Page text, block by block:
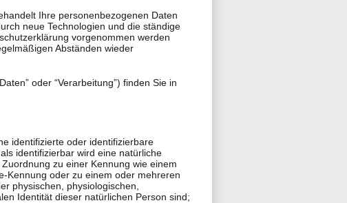
Ihre personenbezogenen Daten
neue Technologien und die ständige
vorgenommen werden
Abständen wieder
oder “Verarbeitung”) finden Sie in
identifizierte oder identifizierbare
identifizierbar wird eine natürliche
zu einer Kennung wie einem
Kennung oder zu einem oder mehreren
physischen, physiologischen,
Identität dieser natürlichen Person sind;